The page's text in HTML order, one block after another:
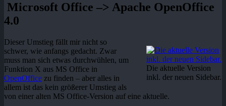
Microsoft Office –> Apache OpenOffice
4.0
Die aktuelle Version
inkl. der neuen Sidebar.
Dieser Umstieg fällt mir nicht so
schwer, wie anfangs gedacht. Zwar
muss man sich etwas durchwühlen, um
Funktion X aus MS Office in
OpenOffice zu finden – aber alles in
allem ist das kein größerer Umstieg als
von einer alten MS Office-Version auf eine aktuelle.